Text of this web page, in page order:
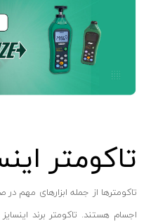
لوله بر شارژی
گریس زن شارژی
پرچ کن شارژی
منگنه کوب شارژی
دریل و پیچ گوشتی
کابل بر شارژی
هویه شارژی
نووا - Nova
هوم لایت - Homelite
هیلتی - Hilti
کامرکس - Comrex
هیوسان - Hyusan
جی سی بی - JCB
درمل - Dremel
زرد-طوسی
نقره ای - سبز
قرمز - مشکی
سفید - قرمز
سفید-سبز
نقره ای-مشکی
آبی ، قرمز ، سبز ، نارنجی
تاکومتر
تاکومترها از جمله ابزارهای مهم